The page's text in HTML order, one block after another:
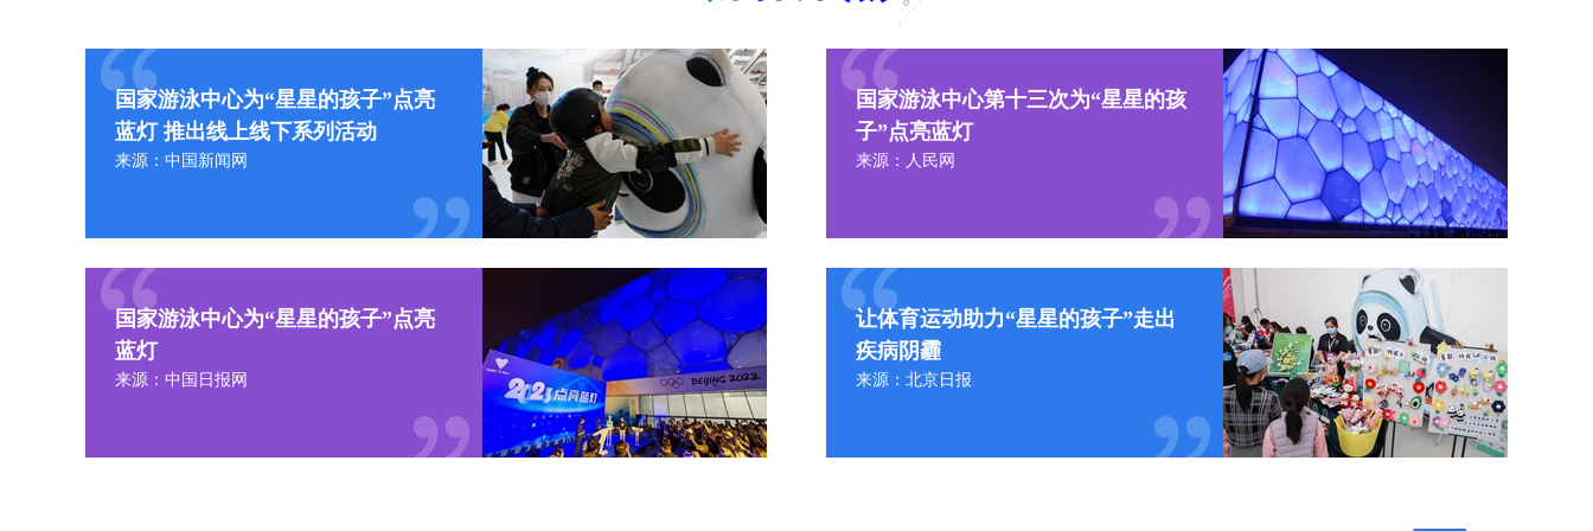
国家游泳中心为“星星的孩子”点亮
蓝灯 推出线上线下系列活动
来源：中国新闻网
国家游泳中心第十三次为“星星的孩
子”点亮蓝灯
来源：人民网
国家游泳中心为“星星的孩子”点亮
蓝灯
来源：中国日报网
让体育运动助力“星星的孩子”走出
疾病阴霾
来源：北京日报